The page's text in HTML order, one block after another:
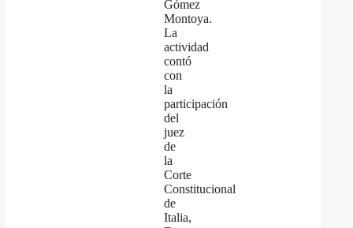
Gómez
Montoya.
La
actividad
contó
con
la
participación
del
juez
de
la
Corte
Constitucional
de
Italia,